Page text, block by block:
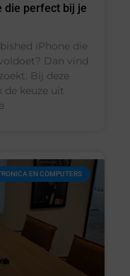
die perfect bij je
iPhone die
Dan vind
Bij deze
keuze uit
EN COMPUTERS